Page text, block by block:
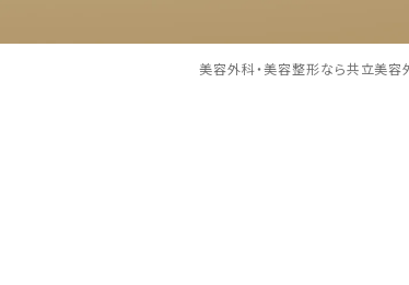
美容外科・美容整形なら共立美容